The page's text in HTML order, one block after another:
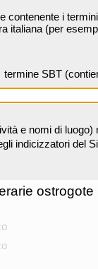
i
italiana (per
termine SBT
e nomi di luogo)
indicizzatori del
ostrogote